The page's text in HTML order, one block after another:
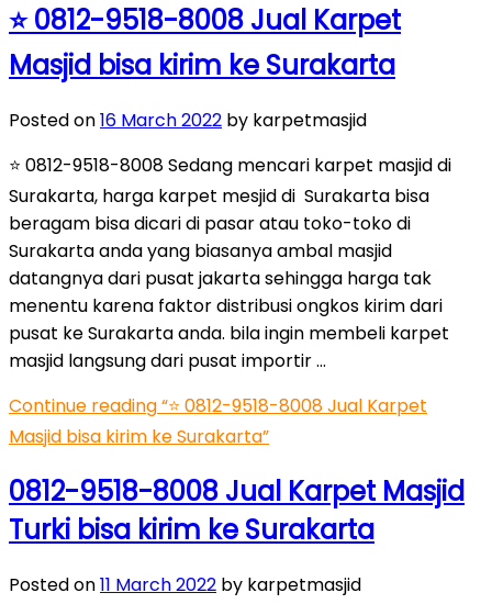
⭐ 0812-9518-8008 Jual Karpet
Masjid bisa kirim ke Surakarta
Posted on16 March 2022 by karpetmasjid
⭐ 0812-9518-8008 Sedang mencari karpet masjid di
Surakarta, harga karpet mesjid di Surakarta bisa
beragam bisa dicari di pasar atau toko-toko di
Surakarta anda yang biasanya ambal masjid
datangnya dari pusat jakarta sehingga harga tak
menentu karena faktor distribusi ongkos kirim dari
pusat ke Surakarta anda. bila ingin membeli karpet
masjid langsung dari pusat importir …
Continue reading“⭐ 0812-9518-8008 Jual Karpet
Masjid bisa kirim ke Surakarta”
0812-9518-8008 Jual Karpet Masjid
Turki bisa kirim ke Surakarta
Posted on11 March 2022 by karpetmasjid